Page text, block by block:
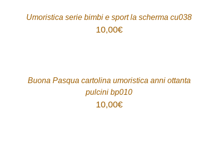
Umoristica serie bimbi e sport la scherma cu038
10,00€
Buona Pasqua cartolina umoristica anni ottanta
pulcini bp010
10,00€